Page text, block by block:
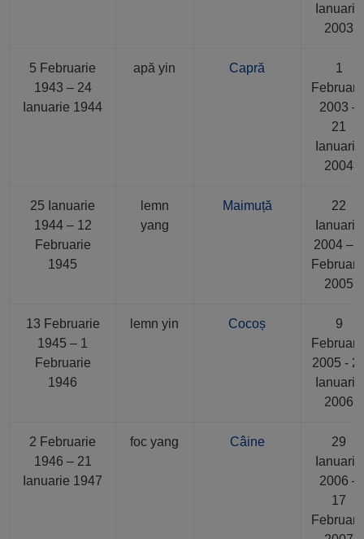
Ianuarie
2003
5 Februarie
1943 – 24
Ianuarie 1944
apă yin Capră
1
2003 –
21
Ianuarie
2004
25 Ianuarie
1944 – 12
Februarie
1945
lemn
yang
Maimuță
22
Ianuarie
2004 – 8
2005
13 Februarie
1945 – 1
Februarie
1946
lemn yin Cocoș
9
2005 -
Ianuarie
2006
2 Februarie
1946 – 21
Ianuarie 1947
foc yang Câine
29
Ianuarie
2006 –
17